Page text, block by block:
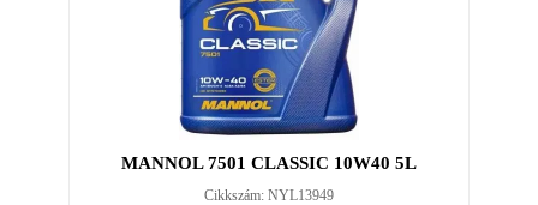
MANNOL 7501 CLASSIC 10W40 5L
Cikkszám: NYL13949